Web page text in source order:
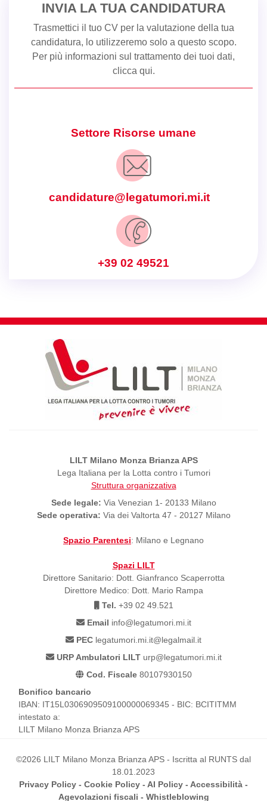
INVIA LA TUA CANDIDATURA
Trasmettici il tuo CV per la valutazione della tua
candidatura, lo utilizzeremo solo a questo scopo.
Per più informazioni sul trattamento dei tuoi dati,
clicca qui.
Settore Risorse umane
candidature@legatumori.mi.it
+39 02 49521
LILT Milano Monza Brianza APS
Lega Italiana per la Lotta contro i Tumori
Struttura organizzativa
Sede legale: Via Venezian 1- 20133 Milano
Sede operativa: Via dei Valtorta 47 - 20127 Milano
Spazio Parentesi: Milano e Legnano
Spazi LILT
Direttore Sanitario: Dott. Gianfranco Scaperrotta
Direttore Medico: Dott. Mario Rampa
Tel. +39 02 49.521
Email info@legatumori.mi.it
PEC legatumori.mi.it@legalmail.it
URP Ambulatori LILTurp@legatumori.mi.it
Cod. Fiscale80107930150
Bonifico bancario
IBAN: IT15L0306909509100000069345 - BIC: BCITITMM
intestato a:
LILT Milano Monza Brianza APS
©2026 LILT Milano Monza Brianza APS - Iscritta al RUNTS dal
18.01.2023
Privacy Policy - Cookie Policy - AI Policy - Accessibilità -
Agevolazioni fiscali - Whistleblowing